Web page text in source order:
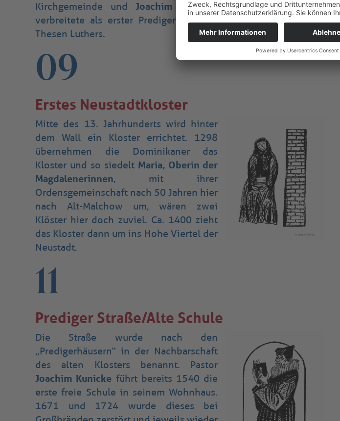
Kirchgemeinde undJoachim Priperth
verbreitete als erster Prediger hier die
Thesen Luthers.
09
Erstes Neustadtkloster
Mitte des 13. Jahrhunderts wird hinter
dem Wall ein Kloster errichtet. 1298
übernehmen die Dominikaner das
Kloster und so siedelt Maria, Oberin der
Magdalenerinnen, mit ihrer
Ordensgemeinschaft nach 50 Jahren hier
nach Alt-Malchow um, wären zwei
Klöster hier doch zuviel. Ca. 1400 zieht
das Kloster dann um ins Hohe Viertel der
Neustadt.
11
Prediger Straße/Alte Schule
Die Straße wurde nach den
„Predigerhäusern“ in der Nachbarschaft
des alten Klosters benannt. Pastor
Joachim Kunicke führt bereits 1540 die
erste freie Schule in seinem Wohnhaus.
1671 und 1724 wurde dieses bei